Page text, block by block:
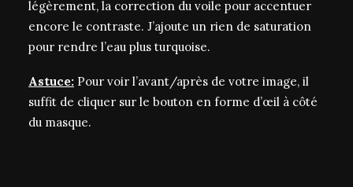
légèrement, la correction du voile pour accentuer
encore le contraste. J’ajoute un rien de saturation
pour rendre l’eau plus turquoise.
Astuce: Pour voir l’avant/après de votre image, il
suffit de cliquer sur le bouton en forme d’œil à côté
du masque.